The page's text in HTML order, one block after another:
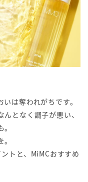
は奪われがちです。
となく調子が悪い、
トと、MiMCおすすめ